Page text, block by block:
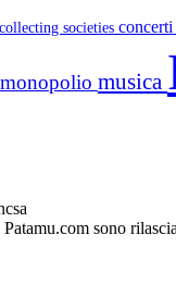
collecting societies concerti
monopolio musica
sono